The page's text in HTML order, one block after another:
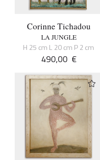
Corinne Tichadou
LA JUNGLE
H 25 cm L 20 cm P 2 cm
490,00 €